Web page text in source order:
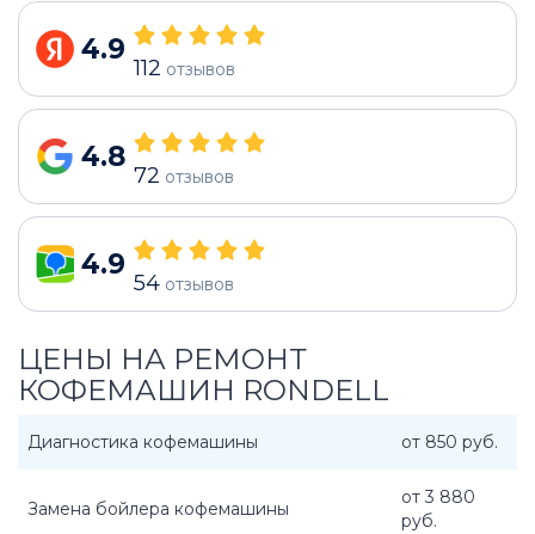
4.9
112 отзывов
4.8
72 отзывов
4.9
54 отзывов
ЦЕНЫ НА РЕМОНТ
КОФЕМАШИН RONDELL
Диагностика кофемашины от 850 руб.
Замена бойлера кофемашины
от 3 880
руб.